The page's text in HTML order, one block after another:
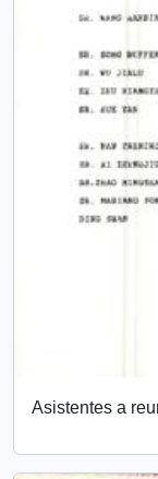
Asistentes a